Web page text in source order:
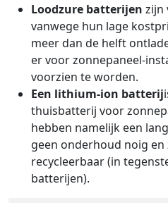
Loodzure batterijen zijn
vanwege hun lage
meer dan de helft
er voor zonnepaneel-
voorzien te worden.
Een lithium-ion batterij
thuisbatterij voor
hebben namelijk een
geen onderhoud noig en
recycleerbaar (in
batterijen).